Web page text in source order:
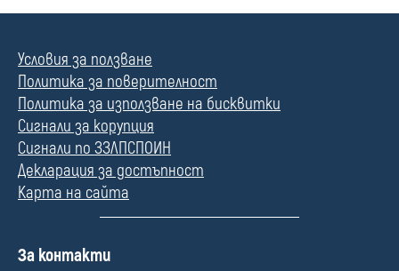
Условия за ползване
Политика за поверителност
Политика за използване на бисквитки
Сигнали за корупция
Сигнали по ЗЗЛПСПОИН
Декларация за достъпност
Карта на сайта
П
За контакти